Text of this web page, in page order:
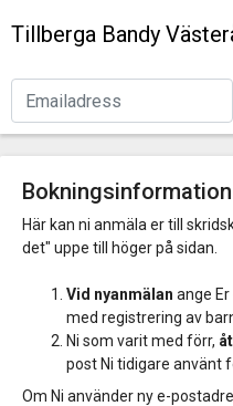
Tillberga Bandy
Bokningsinformation
Här kan ni anmäla er till
det" uppe till höger på sidan.
Vid nyanmälan ange
med registrering av
Ni som varit med förr,
post Ni tidigare använt
Om Ni använder ny e-